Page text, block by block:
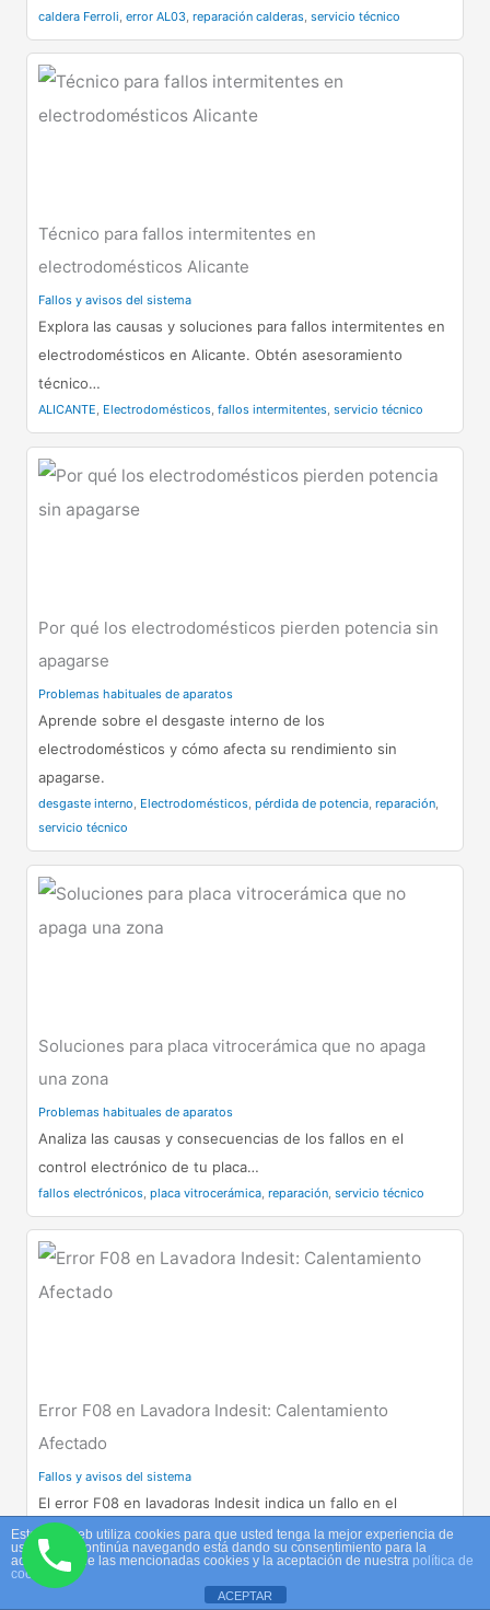
caldera Ferroli error AL03, reparación calderas, servicio técnico
Técnico para fallos intermitentes en
electrodomésticos Alicante
Fallos y avisos del sistema
Explora las causas y soluciones para fallos intermitentes en
electrodomésticos en Alicante. Obtén asesoramiento
técnico…
ALICANTE, Electrodomésticos, fallos intermitentes, servicio técnico
Por qué los electrodomésticos pierden potencia sin
apagarse
Problemas habituales de aparatos
Aprende sobre el desgaste interno de los
electrodomésticos y cómo afecta su rendimiento sin
apagarse.
desgaste interno, Electrodomésticos, pérdida de potencia, reparación,
servicio técnico
Soluciones para placa vitrocerámica que no apaga
una zona
Problemas habituales de aparatos
Analiza las causas y consecuencias de los fallos en el
control electrónico de tu placa…
fallos electrónicos, placa vitrocerámica, reparación, servicio técnico
Error F08 en Lavadora Indesit: Calentamiento
Afectado
Fallos y avisos del sistema
El error F08 en lavadoras Indesit indica un fallo en el
sistema de calentamiento. Aprende…
error F08, lavadora Indesit,reparación, sistema de calentamiento
Este sitio web utiliza cookies para que usted tenga la mejor experiencia de
usuario. Si continúa navegando está dando su consentimiento para la
aceptación de las mencionadas cookies y la aceptación de nuestra política de
cookies
ACEPTAR